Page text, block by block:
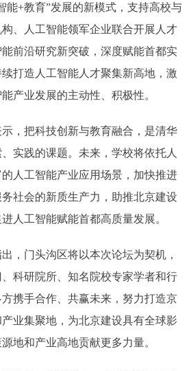
能+教育”发展的新模式，支持高校与
、人工智能领军企业联合开展人才
前沿研究新突破，深度赋能首都实
打造人工智能人才聚集新高地，激
产业发展的主动性、积极性。
，把科技创新与教育融合，是清华
实践的课题。未来，学校将依托人
人工智能产业应用场景，加快推进
社会的新质生产力，助推北京建设
人工智能赋能首都高质量发展。
，门头沟区将以本次论坛为契机，
科研院所、知名院校专家学者和行
携手合作、共赢未来，努力打造京
业集聚地，为北京建设具有全球影
地和产业高地贡献更多力量。